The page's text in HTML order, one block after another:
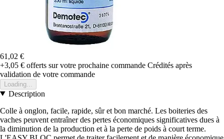
61,02 €
+3,05 € offerts sur votre prochaine commande Crédités après
validation de votre commande
Loading...
Description
Colle à onglon, facile, rapide, sûr et bon marché. Les boiteries des
vaches peuvent entraîner des pertes économiques significatives dues à
la diminution de la production et à la perte de poids à court terme.